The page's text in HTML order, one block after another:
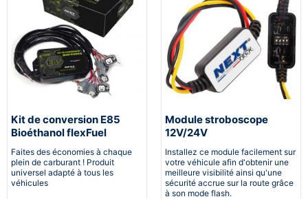
Kit de conversion E85
Bioéthanol flexFuel
converter
Faites des économies à chaque
plein de carburant ! Produit
universel adapté à tous les
véhicules
Module stroboscope
12V/24V
Installez ce module facilement sur
votre véhicule afin d'obtenir une
meilleure visibilité ainsi qu'une
sécurité accrue sur la route grâce
à son mode flash.